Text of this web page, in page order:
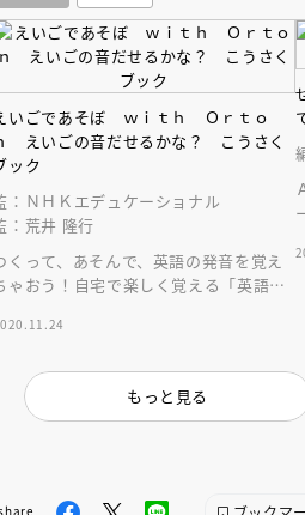
いごであそぼ ｗｉｔｈ Ｏｒｔｏ
えいごの音だせるかな？ こうさく
ック
：ＮＨＫエデュケーショナル
：荒井 隆行
くって、あそんで、英語の発音を覚え
ゃおう！自宅で楽しく覚える「英語の
もっと見る